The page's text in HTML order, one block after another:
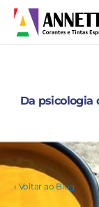
‹ Voltar ao Blog
Da psicologia